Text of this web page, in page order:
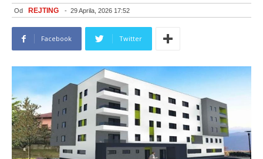
Od REJTING - 29 Aprila, 2026 17:52
Facebook Twitter